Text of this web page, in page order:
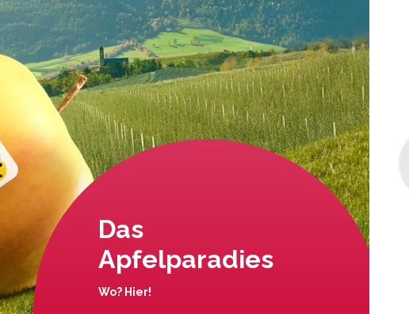
Das
Apfelparadies
Wo? Hier!